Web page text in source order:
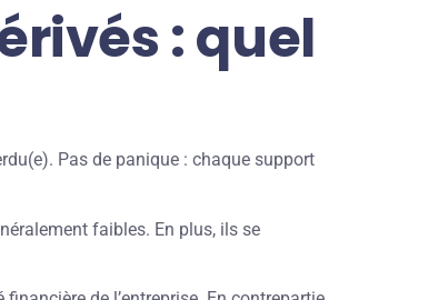
: quel
Pas de panique : chaque support
faibles. En plus, ils se